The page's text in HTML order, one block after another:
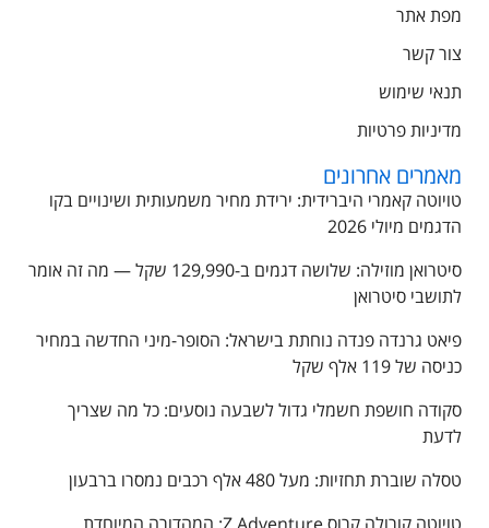
מפת אתר
צור קשר
תנאי שימוש
מדיניות פרטיות
מאמרים אחרונים
טויוטה קאמרי היברידית: ירידת מחיר משמעותית ושינויים בקו
הדגמים מיולי 2026
סיטרואן מוזילה: שלושה דגמים ב-129,990 שקל — מה זה אומר
לתושבי סיטרואן
פיאט גרנדה פנדה נוחתת בישראל: הסופר-מיני החדשה במחיר
כניסה של 119 אלף שקל
סקודה חושפת חשמלי גדול לשבעה נוסעים: כל מה שצריך
לדעת
טסלה שוברת תחזיות: מעל 480 אלף רכבים נמסרו ברבעון